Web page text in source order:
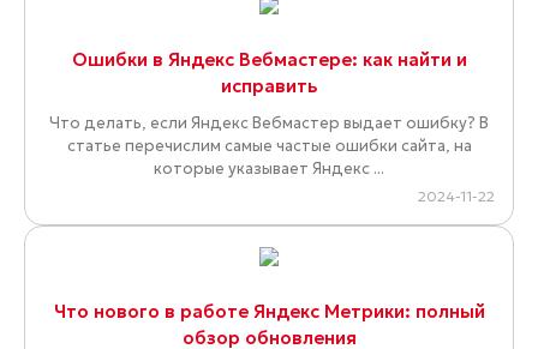
Ошибки в Яндекс Вебмастере: как найти и
исправить
Что делать, если Яндекс Вебмастер выдает ошибку? В
статье перечислим самые частые ошибки сайта, на
которые указывает Яндекс ...
2024-11-22
Что нового в работе Яндекс Метрики: полный
обзор обновления